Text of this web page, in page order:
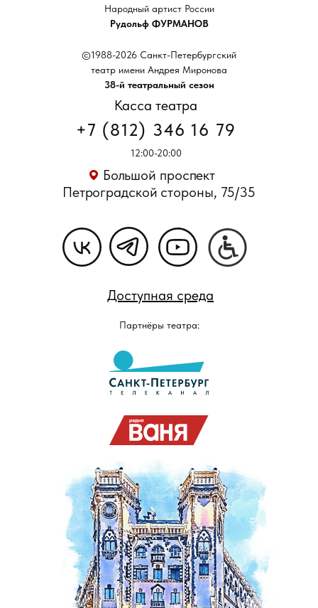
12:00-20:00
+7 (812) 346 16 79
©1988-2026 Санкт-Петербургский
театр имени Андрея Миронова
38-й театральный сезон
Народный артист России
Рудольф ФУРМАНОВ
Большой проспект
Петроградской стороны, 75/35
Партнёры театра:
Касса театра
Доступная среда